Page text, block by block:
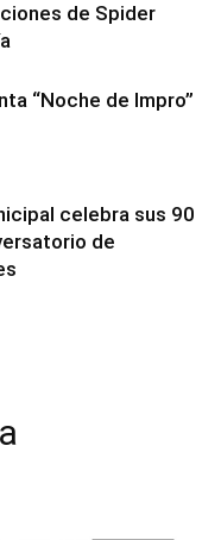
de Spider
“Noche de Impro”
celebra sus 90
de